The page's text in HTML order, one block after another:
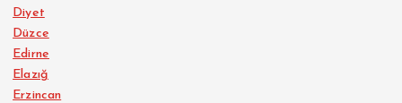
Diyet
Düzce
Edirne
Elazığ
Erzincan